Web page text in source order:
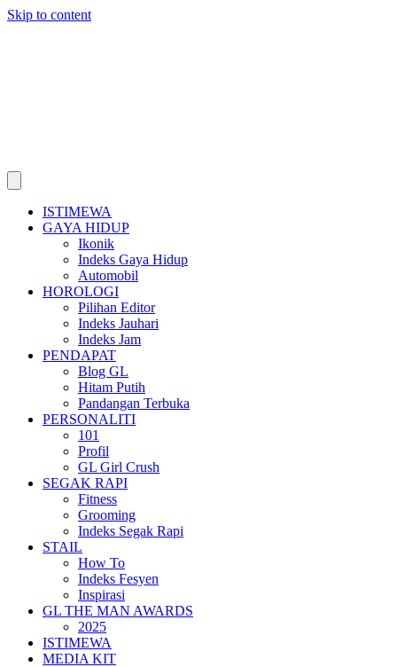
Skip to content
ISTIMEWA
GAYA HIDUP
Ikonik
Indeks Gaya Hidup
Automobil
HOROLOGI
Pilihan Editor
Indeks Jauhari
Indeks Jam
PENDAPAT
Blog GL
Hitam Putih
Pandangan Terbuka
PERSONALITI
101
Profil
GL Girl Crush
SEGAK RAPI
Fitness
Grooming
Indeks Segak Rapi
STAIL
How To
Indeks Fesyen
Inspirasi
GL THE MAN AWARDS
2025
ISTIMEWA
MEDIA KIT